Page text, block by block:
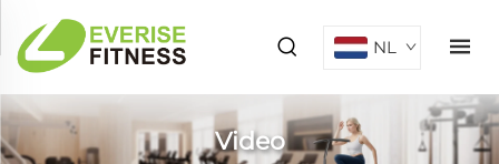
NL
Video